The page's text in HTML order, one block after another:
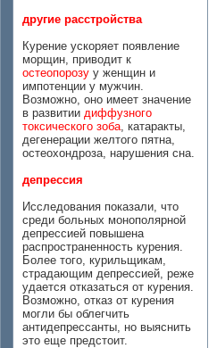
другие расстройства
Курение ускоряет появление
морщин, приводит к
остеопорозу у женщин и
импотенции у мужчин.
Возможно, оно имеет значение
в развитии диффузного
токсического зоба, катаракты,
дегенерации желтого пятна,
остеохондроза, нарушения сна.
депрессия
Исследования показали, что
среди больных монополярной
депрессией повышена
распространенность курения.
Более того, курильщикам,
страдающим депрессией, реже
удается отказаться от курения.
Возможно, отказ от курения
могли бы облегчить
антидепрессанты, но выяснить
это еще предстоит.